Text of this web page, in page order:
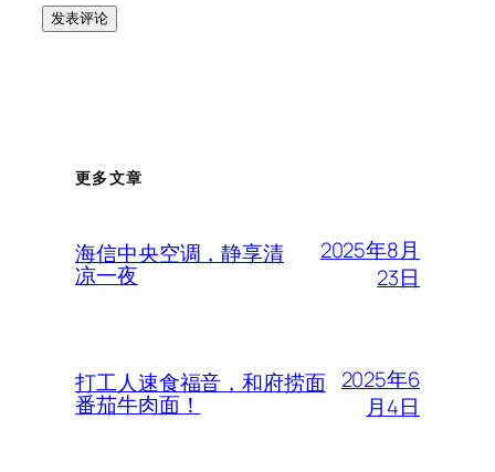
更多文章
海信中央空调，静享清
凉一夜
2025年8月
23日
打工人速食福音，和府捞面
番茄牛肉面！
2025年6
月4日